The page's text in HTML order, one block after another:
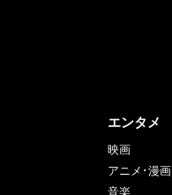
エンタメ
映画
アニメ･漫画
音楽